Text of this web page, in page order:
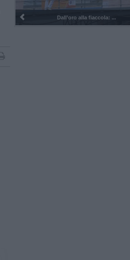
Dall’oro alla fiaccola: ...